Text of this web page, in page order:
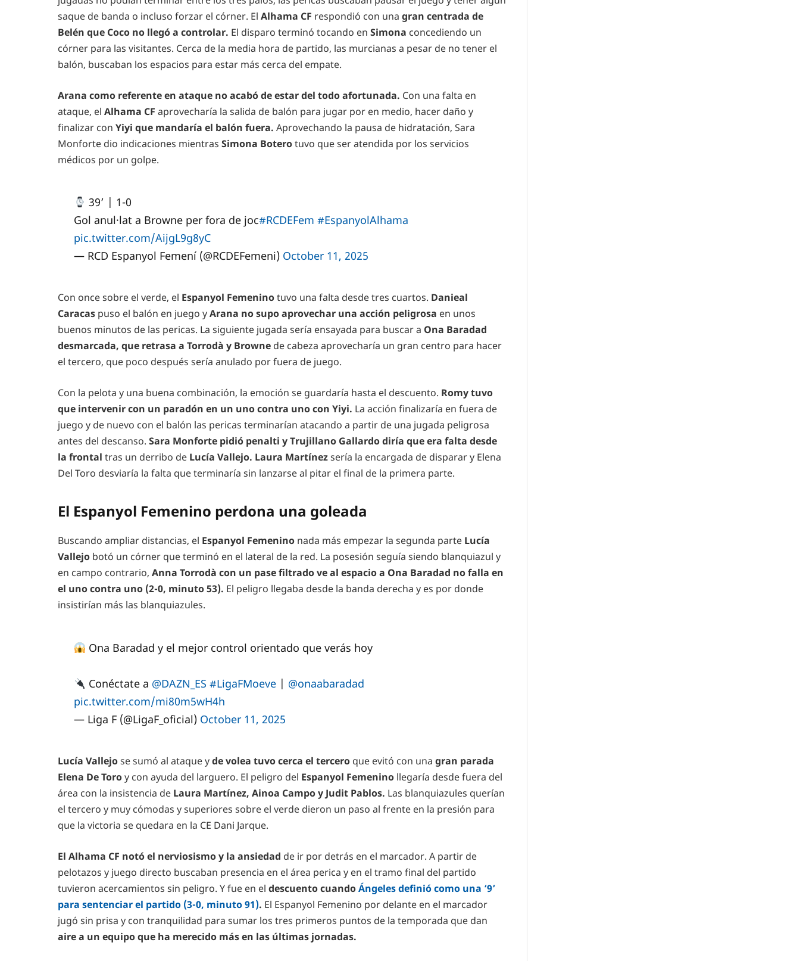
saque de banda o incluso forzar el córner. El Alhama CF respondió con una gran centrada de
Belén que Coco no llegó a controlar. El disparo terminó tocando en Simona concediendo un
córner para las visitantes. Cerca de la media hora de partido, las murcianas a pesar de no tener el
balón, buscaban los espacios para estar más cerca del empate.
Arana como referente en ataque no acabó de estar del todo afortunada. Con una falta en
ataque, el Alhama CF aprovecharía la salida de balón para jugar por en medio, hacer daño y
finalizar con Yiyi que mandaría el balón fuera. Aprovechando la pausa de hidratación, Sara
Monforte dio indicaciones mientras Simona Boterotuvo que ser atendida por los servicios
médicos por un golpe.
39’ | 1-0
Gol anul·lat a Browne per fora de joc#RCDEFem #EspanyolAlhama
pic.twitter.com/AijgL9g8yC
— RCD Espanyol Femení (@RCDEFemeni) October 11, 2025
Con once sobre el verde, el Espanyol Femeninotuvo una falta desde tres cuartos. Danieal
Caracas puso el balón en juego yArana no supo aprovechar una acción peligrosa en unos
buenos minutos de las pericas. La siguiente jugada sería ensayada para buscar a Ona Baradad
desmarcada, que retrasa a Torrodà y Browne de cabeza aprovecharía un gran centro para hacer
el tercero, que poco después sería anulado por fuera de juego.
Con la pelota y una buena combinación, la emoción se guardaría hasta el descuento. Romy tuvo
que intervenir con un paradón en un uno contra uno con Yiyi. La acción finalizaría en fuera de
juego y de nuevo con el balón las pericas terminarían atacando a partir de una jugada peligrosa
antes del descanso. Sara Monforte pidió penalti y Trujillano Gallardo diría que era falta desde
la frontal tras un derribo de Lucía Vallejo. Laura Martínezsería la encargada de disparar y Elena
Del Toro desviaría la falta que terminaría sin lanzarse al pitar el final de la primera parte.
El Espanyol Femenino perdona una goleada
Buscando ampliar distancias, el Espanyol Femenino nada más empezar la segunda parte Lucía
Vallejo botó un córner que terminó en el lateral de la red. La posesión seguía siendo blanquiazul y
en campo contrario, Anna Torrodà con un pase filtrado ve al espacio a Ona Baradad no falla en
el uno contra uno (2-0, minuto 53). El peligro llegaba desde la banda derecha y es por donde
insistirían más las blanquiazules.
Ona Baradad y el mejor control orientado que verás hoy
Conéctate a @DAZN_ES #LigaFMoeve | @onaabaradad
pic.twitter.com/mi80m5wH4h
— Liga F (@LigaF_oficial) October 11, 2025
Lucía Vallejose sumó al ataque yde volea tuvo cerca el tercero que evitó con una gran parada
Elena De Toroy con ayuda del larguero. El peligro del Espanyol Femenino llegaría desde fuera del
área con la insistencia de Laura Martínez, Ainoa Campo y Judit Pablos. Las blanquiazules querían
el tercero y muy cómodas y superiores sobre el verde dieron un paso al frente en la presión para
que la victoria se quedara en la CE Dani Jarque.
El Alhama CF notó el nerviosismo y la ansiedad de ir por detrás en el marcador. A partir de
pelotazos y juego directo buscaban presencia en el área perica y en el tramo final del partido
tuvieron acercamientos sin peligro. Y fue en el descuento cuandoÁngeles definió como una ‘9’
para sentenciar el partido (3-0, minuto 91). El Espanyol Femenino por delante en el marcador
jugó sin prisa y con tranquilidad para sumar los tres primeros puntos de la temporada que dan
aire a un equipo que ha merecido más en las últimas jornadas.